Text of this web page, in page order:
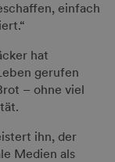
einfach
hat
gerufen
– ohne viel
ihn, der
Medien als